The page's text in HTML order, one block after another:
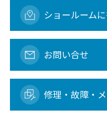
ショールームに
お問い合せ
修理・故障・